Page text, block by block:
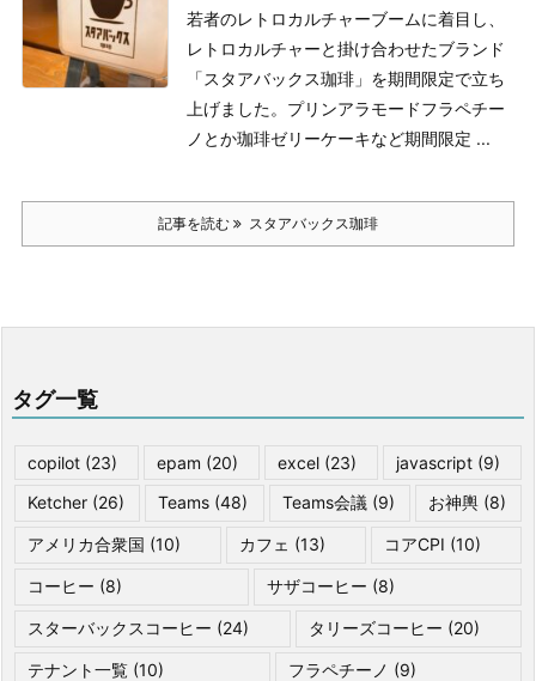
若者のレトロカルチャーブームに着目し、
レトロカルチャーと掛け合わせたブランド
「スタアバックス珈琲」を期間限定で立ち
上げました。 プリンアラモードフラペチー
ノとか珈琲ゼリーケーキなど期間限定 ...
記事を読む スタアバックス珈琲
タグ一覧
copilot (23) epam (20) excel (23) javascript (9)
Ketcher (26) Teams (48) Teams会議 (9) お神輿(8)
アメリカ合衆国 (10) カフェ (13) コアCPI (10)
コーヒー (8) サザコーヒー (8)
スターバックスコーヒー (24) タリーズコーヒー (20)
テナント一覧 (10) フラペチーノ (9)